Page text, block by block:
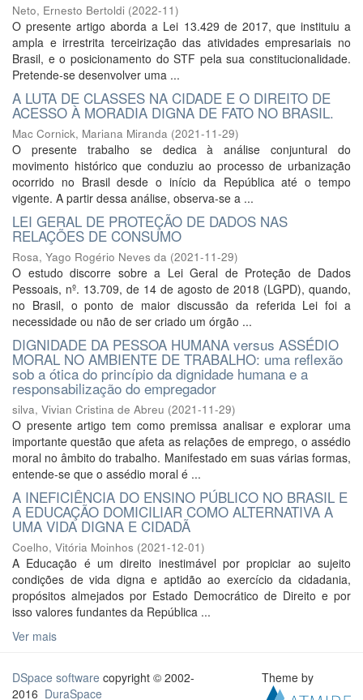
Neto, Ernesto Bertoldi (2022-11)
O presente artigo aborda a Lei 13.429 de 2017, que instituiu a
ampla e irrestrita terceirização das atividades empresariais no
Brasil, e o posicionamento do STF pela sua constitucionalidade.
Pretende-se desenvolver uma ...
A LUTA DE CLASSES NA CIDADE E O DIREITO DE
ACESSO À MORADIA DIGNA DE FATO NO BRASIL.
Mac Cornick, Mariana Miranda (2021-11-29)
O presente trabalho se dedica à análise conjuntural do
movimento histórico que conduziu ao processo de urbanização
ocorrido no Brasil desde o início da República até o tempo
vigente. A partir dessa análise, observa-se a ...
LEI GERAL DE PROTEÇÃO DE DADOS NAS
RELAÇÕES DE CONSUMO
Rosa, Yago Rogério Neves da (2021-11-29)
O estudo discorre sobre a Lei Geral de Proteção de Dados
Pessoais, nº. 13.709, de 14 de agosto de 2018 (LGPD), quando,
no Brasil, o ponto de maior discussão da referida Lei foi a
necessidade ou não de ser criado um órgão ...
DIGNIDADE DA PESSOA HUMANA versus ASSÉDIO
MORAL NO AMBIENTE DE TRABALHO: uma reflexão
sob a ótica do princípio da dignidade humana e a
responsabilização do empregador
silva, Vivian Cristina de Abreu (2021-11-29)
O presente artigo tem como premissa analisar e explorar uma
importante questão que afeta as relações de emprego, o assédio
moral no âmbito do trabalho. Manifestado em suas várias formas,
entende-se que o assédio moral é ...
A INEFICIÊNCIA DO ENSINO PÚBLICO NO BRASIL E
A EDUCAÇÃO DOMICILIAR COMO ALTERNATIVA A
UMA VIDA DIGNA E CIDADÃ
Coelho, Vitória Moinhos (2021-12-01)
A Educação é um direito inestimável por propiciar ao sujeito
condições de vida digna e aptidão ao exercício da cidadania,
propósitos almejados por Estado Democrático de Direito e por
isso valores fundantes da República ...
Ver mais
DSpace software copyright © 2002-
2016 DuraSpace
Theme by